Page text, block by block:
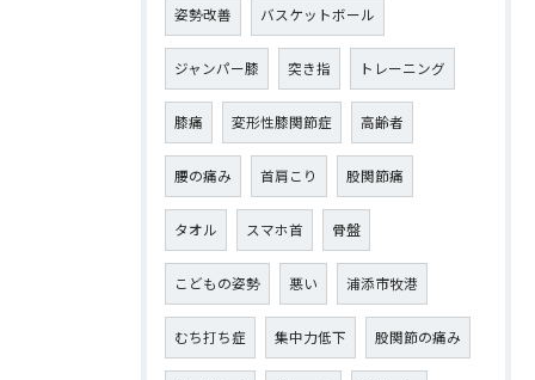
姿勢改善 バスケットボール
ジャンパー膝 突き指 トレーニング
膝痛 変形性膝関節症 高齢者
腰の痛み 首肩こり 股関節痛
タオル スマホ首 骨盤
こどもの姿勢 悪い 浦添市牧港
むち打ち症 集中力低下 股関節の痛み